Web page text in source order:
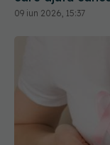
09 iun 2026, 15:37